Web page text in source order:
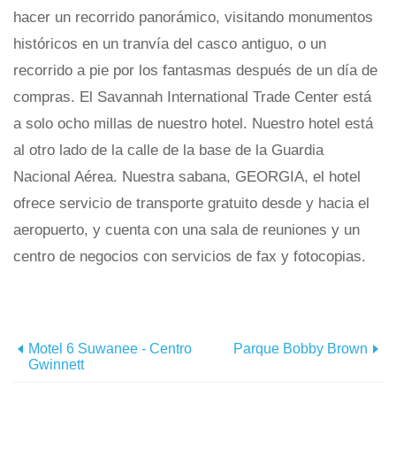
hacer un recorrido panorámico, visitando monumentos
históricos en un tranvía del casco antiguo, o un
recorrido a pie por los fantasmas después de un día de
compras. El Savannah International Trade Center está
a solo ocho millas de nuestro hotel. Nuestro hotel está
al otro lado de la calle de la base de la Guardia
Nacional Aérea. Nuestra sabana, GEORGIA, el hotel
ofrece servicio de transporte gratuito desde y hacia el
aeropuerto, y cuenta con una sala de reuniones y un
centro de negocios con servicios de fax y fotocopias.
Motel 6 Suwanee - Centro
Gwinnett
Parque Bobby Brown